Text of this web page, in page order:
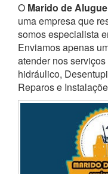
O Marido de
uma empresa que
somos especialista
Enviamos apenas
atender nos
hidráulico,
Reparos e